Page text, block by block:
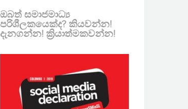
ඔබත් සමාජමාධ්‍ය
පරිශීලකයෙක්ද? කියවන්න!
දැනගන්න! ක්‍රියාත්මකවන්න!